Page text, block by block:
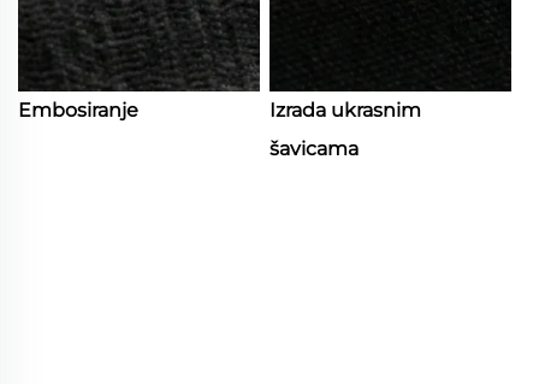
Embosiranje
Izrada ukrasnim
šavicama